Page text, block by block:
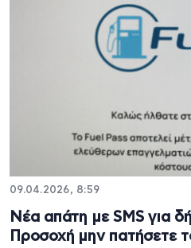
09.04.2026, 8:59
Νέα απάτη με SMS για
Προσοχή μην πατήσετε